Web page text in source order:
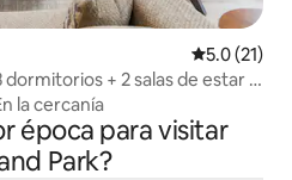
Calificación
5.0 (21)
+ 2 salas de estar +
la cercanía
época para visitar
Park?